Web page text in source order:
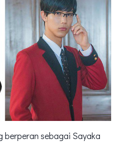
berperan sebagai Sayaka